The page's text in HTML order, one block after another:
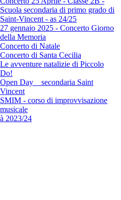
Scuola secondaria di primo grado di
Saint-Vincent - as 24/25
27 gennaio 2025 - Concerto Giorno
della Memoria
Concerto di Natale
Concerto di Santa Cecilia
Le avventure natalizie di Piccolo
Do!
Open Day _ secondaria Saint
Vincent
SMIM - corso di improvvisazione
musicale
2023/24